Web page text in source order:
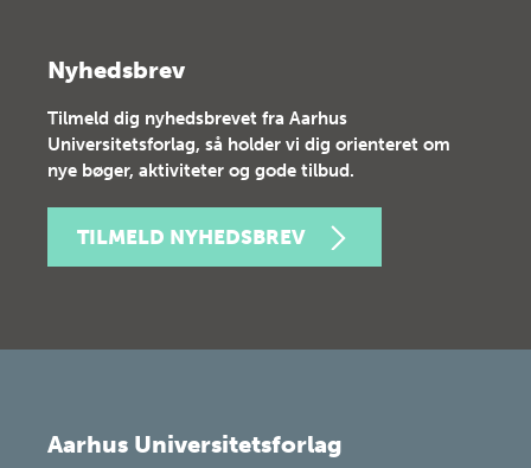
Nyhedsbrev
Tilmeld dig nyhedsbrevet fra Aarhus
Universitetsforlag, så holder vi dig orienteret om
nye bøger, aktiviteter og gode tilbud.
TILMELD NYHEDSBREV
Aarhus Universitetsforlag